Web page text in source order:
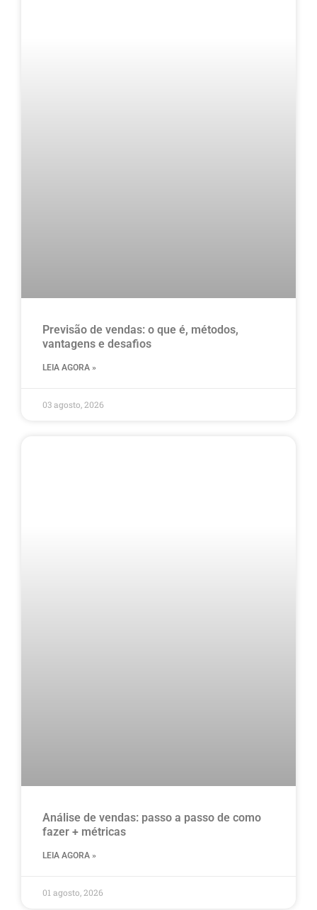
Previsão de vendas: o que é, métodos,
vantagens e desafios
LEIA AGORA »
03 agosto, 2026
Análise de vendas: passo a passo de como
fazer + métricas
LEIA AGORA »
01 agosto, 2026